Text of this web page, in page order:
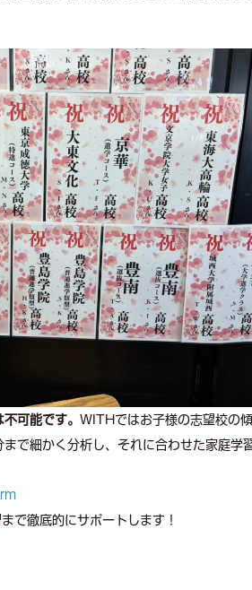
可能です。 WITHではお子様の志望校の
で細かく分析し、それに合わせた家庭学
で徹底的にサポートします！